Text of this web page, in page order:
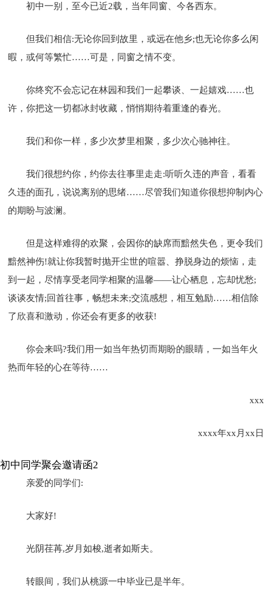
初中一别，至今已近2载，当年同窗、今各西东。
但我们相信:无论你回到故里，或远在他乡;也无论你多么闲
暇，或何等繁忙……可是，同窗之情不变。
你终究不会忘记在林园和我们一起攀谈、一起嬉戏……也
许，你把这一切都冰封收藏，悄悄期待着重逢的春光。
我们和你一样，多少次梦里相聚，多少次心驰神往。
我们很想约你，约你去往事里走走:听听久违的声音，看看
久违的面孔，说说离别的思绪……尽管我们知道你很想抑制内心
的期盼与波澜。
但是这样难得的欢聚，会因你的缺席而黯然失色，更令我们
黯然神伤!就让你我暂时抛开尘世的喧嚣、挣脱身边的烦恼，走
到一起，尽情享受老同学相聚的温馨——让心栖息，忘却忧愁;
谈谈友情;回首往事，畅想未来;交流感想，相互勉励……相信除
了欣喜和激动，你还会有更多的收获!
你会来吗?我们用一如当年热切而期盼的眼睛，一如当年火
热而年轻的心在等待……
xxx
xxxx年xx月xx日
初中同学聚会邀请函2
亲爱的同学们:
大家好!
光阴荏苒,岁月如梭,逝者如斯夫。
转眼间，我们从桃源一中毕业已是半年。